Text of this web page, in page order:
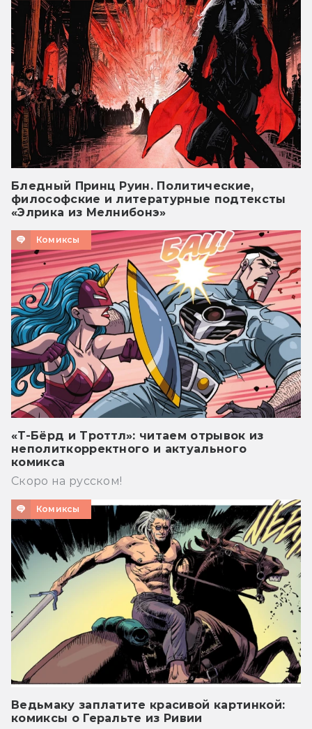
Бледный Принц Руин. Политические,
философские и литературные подтексты
«Элрика из Мелнибонэ»
Комиксы
«Т-Бёрд и Троттл»: читаем отрывок из
неполиткорректного и актуального
комикса
Скоро на русском!
Комиксы
Ведьмаку заплатите красивой картинкой:
комиксы о Геральте из Ривии